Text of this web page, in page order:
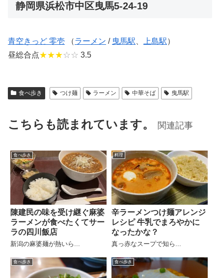
静岡県浜松市中区曳馬5-24-19
青空きっど 零壱 （ラーメン / 曳馬駅 上島駅）
昼総合点★★★☆☆ 3.5
食べ歩き つけ麺 ラーメン 中華そば 曳馬駅
こちらも読まれています。 関連記事
食べ歩き
陳建民の味を受け継ぐ麻婆
ラーメンが食べたくてサー
ラの四川飯店
新潟の麻婆麺が熱いら...
料理
辛ラーメンつけ麺アレンジ
レシピ 牛乳でまろやかに
なったかな？
真っ赤なスープで知ら...
食べ歩き 食べ歩き